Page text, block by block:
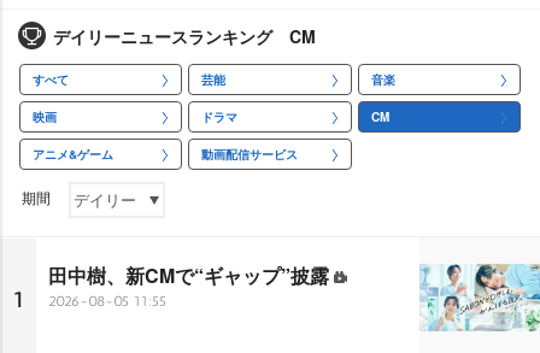
デイリーニュースランキング CM
すべて 芸能 音楽
映画 ドラマ CM
アニメ&ゲーム 動画配信サービス
期間
1
田中樹、新CMで“ギャップ”披露
2026-08-05 11:55